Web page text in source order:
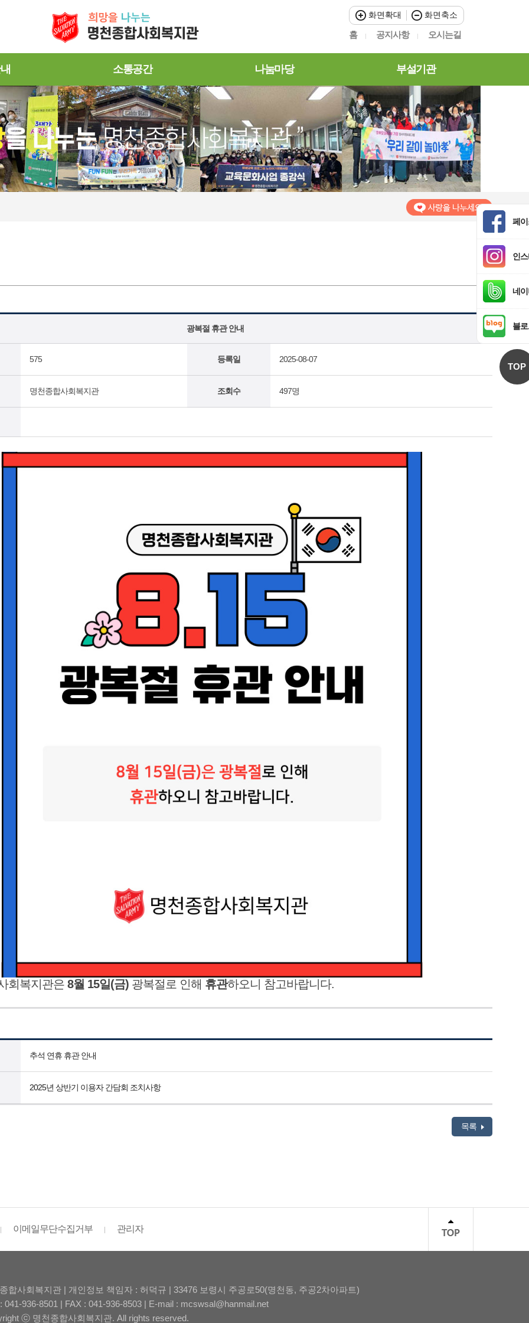
화면확대 화면축소
홈 공지사항 오시는길
소통공간 나눔마당 부설기관
페
인
네
블
TOP
광복절 휴관 안내
575 등록일 2025-08-07
명천종합사회복지관 조회수 497명
회복지관은 8월 15일(금) 광복절로 인해 휴관하오니 참고바랍니다.
추석 연휴 휴관 안내
2025년 상반기 이용자 간담회 조치사항
목록
이메일무단수집거부 관리자
합사회복지관 | 개인정보 책임자 : 허덕규 | 33476 보령시 주공로50(명천동, 주공2차아파트)
041-936-8501 | FAX : 041-936-8503 | E-mail : mcswsal@hanmail.net
ⓒ 명천종합사회복지관. All rights reserved.